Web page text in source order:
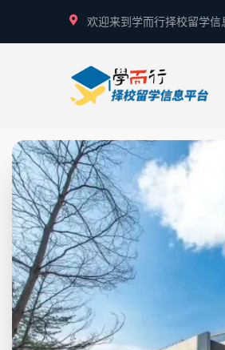
欢迎来到学而行择校留学信